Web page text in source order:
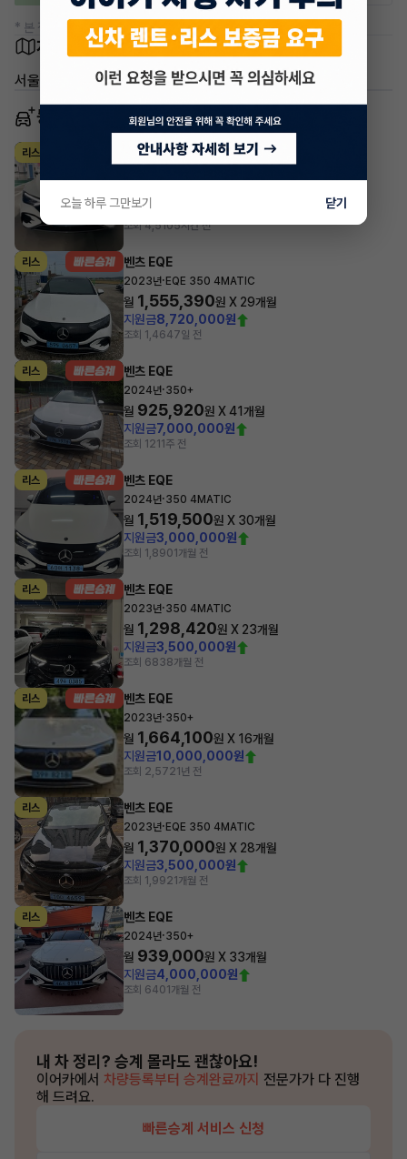
* 본 정보는 지자체마다 다를 수 있으니 실제 정보와 확인해 주세요.
차량 위치
서울 강서구 가양동
동일 차종 이어카
리스 벤츠 EQE
·
지원금
조회 4,5105시간 전
리스 벤츠 EQE
2023년· EQE 350 4MATIC
월 1,555,390원 X 29개월
지원금8,720,000원
조회 1,4647일 전
리스 벤츠 EQE
2024년·350+
월 925,920원 X41개월
지원금7,000,000원
조회 121 1주 전
리스 벤츠 EQE
2024년·350 4MATIC
월 1,519,500원 X 30개월
지원금3,000,000원
조회 1,8901개월 전
리스 벤츠 EQE
2023년·350 4MATIC
월 1,298,420원 X 23개월
지원금3,500,000원
조회 6838개월 전
리스 벤츠 EQE
2023년·350+
월 1,664,100원 X 16개월
지원금10,000,000원
조회 2,5721년 전
리스 벤츠 EQE
2023년· EQE 350 4MATIC
월 1,370,000원 X 28개월
지원금3,500,000원
조회 1,9921개월 전
리스 벤츠 EQE
2024년·350+
월 939,000원 X 33개월
지원금4,000,000원
조회 6401개월 전
내 차 정리? 승계 몰라도 괜찮아요!
이어카에서 차량등록부터 승계완료까지 전문가가 다 진행
해 드려요.
빠른승계 서비스 신청
오늘 하루 그만보기 닫기